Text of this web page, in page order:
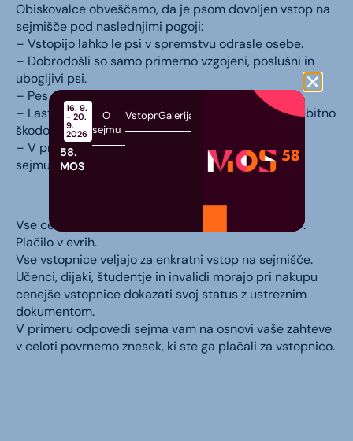
Obiskovalce obveščamo, da je psom dovoljen vstop na
sejmišče pod naslednjimi pogoji:
– Vstopijo lahko le psi v spremstvu odrasle osebe.
– Dobrodošli so samo primerno vzgojeni, poslušni in
ubogljivi psi.
– Pes mora biti obvezno na povodcu.
– Lastnik prevzema vso odgovornost. Tudi za morebitno
škodo.
– V primeru, da pes potrebo po nesreči opravi na
sejmu, mora lastnik poskrbeti za čiščenje.
Vse cene so maloprodajne in vsebujejo 9,5 % DDV.
Plačilo v evrih.
Vse vstopnice veljajo za enkratni vstop na sejmišče.
Učenci, dijaki, študentje in invalidi morajo pri nakupu
cenejše vstopnice dokazati svoj status z ustreznim
dokumentom.
V primeru odpovedi sejma vam na osnovi vaše zahteve
v celoti povrnemo znesek, ki ste ga plačali za vstopnico.
58.
MOS
16. 9.
- 20.
9.
2026
O
sejmu
VstopniceGalerija